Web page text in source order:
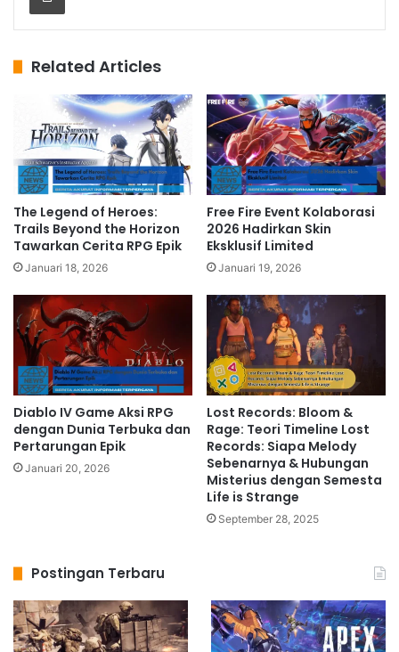
Related Articles
The Legend of Heroes:
Trails Beyond the Horizon
Tawarkan Cerita RPG Epik
Januari 18, 2026
Free Fire Event Kolaborasi
2026 Hadirkan Skin
Eksklusif Limited
Januari 19, 2026
Diablo IV Game Aksi RPG
dengan Dunia Terbuka dan
Pertarungan Epik
Januari 20, 2026
Lost Records: Bloom &
Rage: Teori Timeline Lost
Records: Siapa Melody
Sebenarnya & Hubungan
Misterius dengan Semesta
Life is Strange
September 28, 2025
Postingan Terbaru